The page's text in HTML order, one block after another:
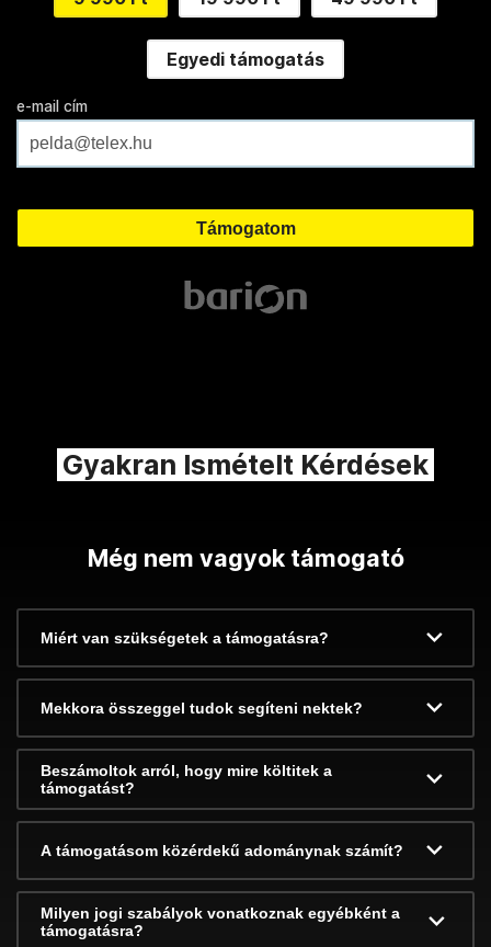
Egyedi támogatás
e-mail cím
Gyakran Ismételt Kérdések
Még nem vagyok támogató
Miért van szükségetek a támogatásra?
Mekkora összeggel tudok segíteni nektek?
Beszámoltok arról, hogy mire költitek a
támogatást?
A támogatásom közérdekű adománynak számít?
Milyen jogi szabályok vonatkoznak egyébként a
támogatásra?